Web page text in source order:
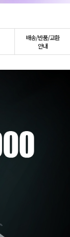
배송/반품/교환
안내